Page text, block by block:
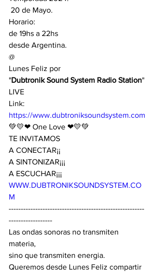
20 de Mayo.
Horario:
de 19hs a 22hs
desde Argentina.
@
Lunes Feliz por
"Dubtronik Sound System Radio Station"
LIVE
Link:
https://www.dubtroniksoundsystem.com
💚💛❤ One Love ❤💛💚
TE INVITAMOS
A CONECTAR¡¡
A SINTONIZAR¡¡¡
A ESCUCHAR¡¡¡
WWW.DUBTRONIKSOUNDSYSTEM.CO
M
--------------------------------------------------------
------------------
Las ondas sonoras no transmiten
materia,
sino que transmiten energia.
Queremos desde Lunes Feliz compartir